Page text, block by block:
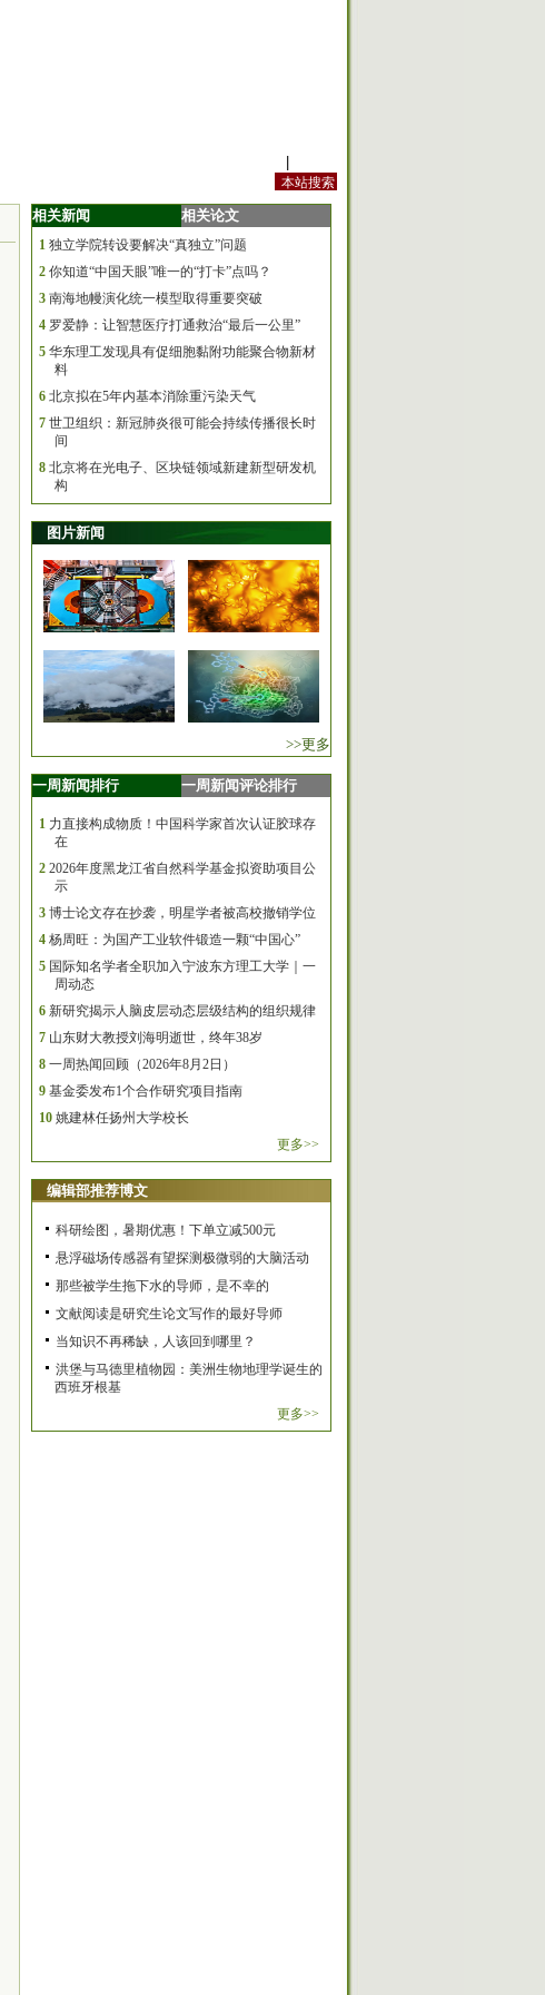
相关新闻 相关论文
1 独立学院转设要解决“真独立”问题
2 你知道“中国天眼”唯一的“打卡”点吗？
3 南海地幔演化统一模型取得重要突破
4 罗爱静：让智慧医疗打通救治“最后一公里”
5 华东理工发现具有促细胞黏附功能聚合物新材
料
6 北京拟在5年内基本消除重污染天气
7 世卫组织：新冠肺炎很可能会持续传播很长时
间
8 北京将在光电子、区块链领域新建新型研发机
构
图片新闻
>>更多
一周新闻排行 一周新闻评论排行
1 力直接构成物质！中国科学家首次认证胶球存
在
2 2026年度黑龙江省自然科学基金拟资助项目公
示
3 博士论文存在抄袭，明星学者被高校撤销学位
4 杨周旺：为国产工业软件锻造一颗“中国心”
5 国际知名学者全职加入宁波东方理工大学｜一
周动态
6 新研究揭示人脑皮层动态层级结构的组织规律
7 山东财大教授刘海明逝世，终年38岁
8 一周热闻回顾（2026年8月2日）
9 基金委发布1个合作研究项目指南
10 姚建林任扬州大学校长
更多>>
编辑部推荐博文
科研绘图，暑期优惠！下单立减500元
悬浮磁场传感器有望探测极微弱的大脑活动
那些被学生拖下水的导师，是不幸的
文献阅读是研究生论文写作的最好导师
当知识不再稀缺，人该回到哪里？
洪堡与马德里植物园：美洲生物地理学诞生的
西班牙根基
更多>>